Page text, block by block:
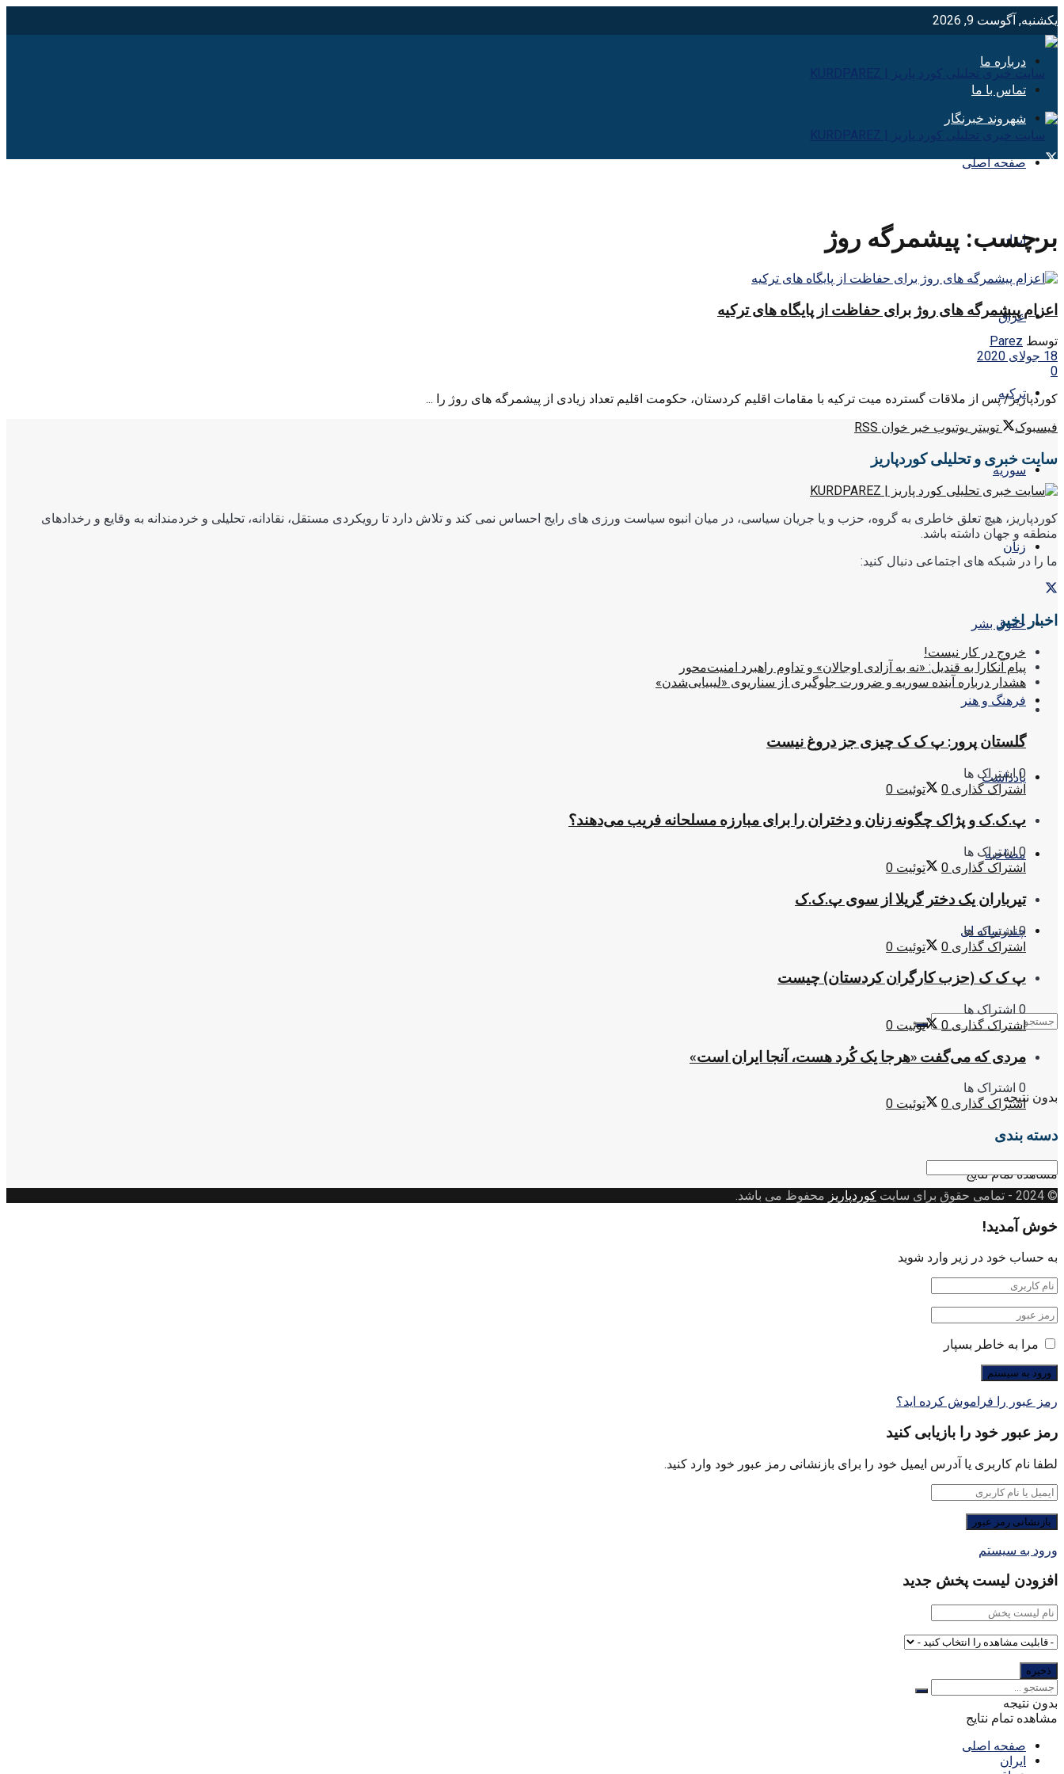
یکشنبه, آگوست 9, 2026
درباره ما
تماس با ما
شهروند خبرنگار
صفحه اصلی
ایران
عراق
ترکیه
سوریه
زنان
حقوق بشر
فرهنگ و هنر
یادداشت
مصاحبه
چندرسانه ای
بدون نتیجه
مشاهده تمام نتایج
برچسب: پیشمرگه روژ
اعزام پیشمرگه های روژ برای حفاظت از پایگاه های ترکیه
توسط Parez
18 جولای 2020
0
کوردپاریز/ پس از ملاقات گسترده میت ترکیه با مقامات اقلیم کردستان، حکومت اقلیم تعداد زیادی از پیشمرگه های روژ را ...
فیسبوک
توییتر یوتیوب خبر خوان RSS
سایت خبری و تحلیلی کوردپاریز
کوردپاریز، هیچ تعلق خاطری به گروه، حزب و یا جریان سیاسی، در میان انبوه سیاست ورزی های رایج احساس نمی کند و تلاش دارد تا رویکردی مستقل، نقادانه، تحلیلی و خردمندانه به وقایع و رخدادهای
منطقه و جهان داشته باشد.
ما را در شبکه های اجتماعی دنبال کنید:
اخبار اخیر
خروج در کار نیست!
پیام آنکارا به قندیل: «نه به آزادی اوجالان» و تداوم راهبرد امنیت‌محور
هشدار درباره آینده سوریه و ضرورت جلوگیری از سناریوی «لیبیایی‌شدن»
گلستان پرور: پ ک ک چیزی جز دروغ نیست
0 اشتراک ها
اشتراک گذاری 0 توئیت 0
پ.ک.ک و پژاک چگونه زنان و دختران را برای مبارزه مسلحانه فریب می‌دهند؟
0 اشتراک ها
اشتراک گذاری 0 توئیت 0
تیرباران یک دختر گریلا از سوی پ.ک.ک
0 اشتراک ها
اشتراک گذاری 0 توئیت 0
پ ک ک (حزب کارگران کردستان) چیست
0 اشتراک ها
اشتراک گذاری 0 توئیت 0
مردی که می‌گفت «هرجا یک کُرد هست، آنجا ایران است»
0 اشتراک ها
اشتراک گذاری 0 توئیت 0
دسته بندی
دسته
بندی
© 2024
- تمامی حقوق برای سایت کوردپاریز محفوظ می باشد.
خوش آمدید!
به حساب خود در زیر وارد شوید
مرا به خاطر بسپار
رمز عبور را فراموش کرده اید؟
رمز عبور خود را بازیابی کنید
لطفا نام کاربری یا آدرس ایمیل خود را برای بازنشانی رمز عبور خود وارد کنید.
ورود به سیستم
افزودن لیست پخش جدید
بدون نتیجه
مشاهده تمام نتایج
صفحه اصلی
ایران